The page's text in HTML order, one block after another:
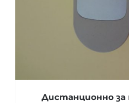
Дистанционно за